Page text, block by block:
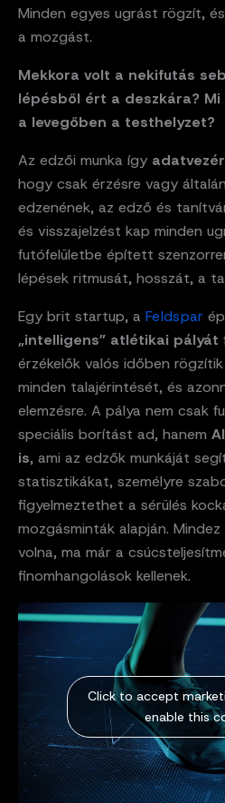
Minden egyes ugrást rögzít,
a mozgást.
Mekkora volt a nekifutás
lépésből ért a deszkára?
a levegőben a testhelyzet?
Az edzői munka így
hogy csak érzésre vagy
edzenének, az edző és
és visszajelzést kap minden
futófelületbe épített
lépések ritmusát, hosszát, a
Egy brit startup, a Feldspar
„intelligens” atlétikai pályát
érzékelők valós időben
minden talajérintését, és
elemzésre. A pálya nem csak
speciális borítást ad, hanem
is, ami az edzők munkáját
statisztikákat, személyre
figyelmeztethet a sérülés
mozgásminták alapján.
volna, ma már a
finomhangolások kellenek.
Click to accept
enable this